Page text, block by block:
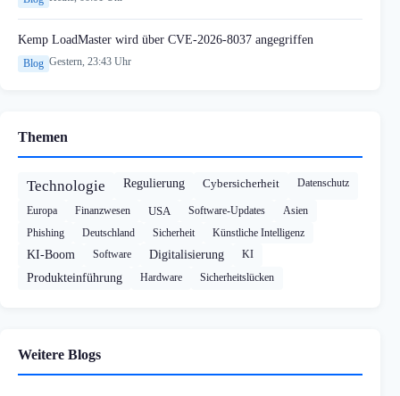
Kemp LoadMaster wird über CVE-2026-8037 angegriffen
Blog Gestern, 23:43 Uhr
Themen
Technologie Regulierung Cybersicherheit Datenschutz
Europa Finanzwesen USA Software-Updates
Asien
Phishing
Deutschland Sicherheit Künstliche Intelligenz
KI-Boom Software Digitalisierung KI
Produkteinführung Hardware Sicherheitslücken
Weitere Blogs